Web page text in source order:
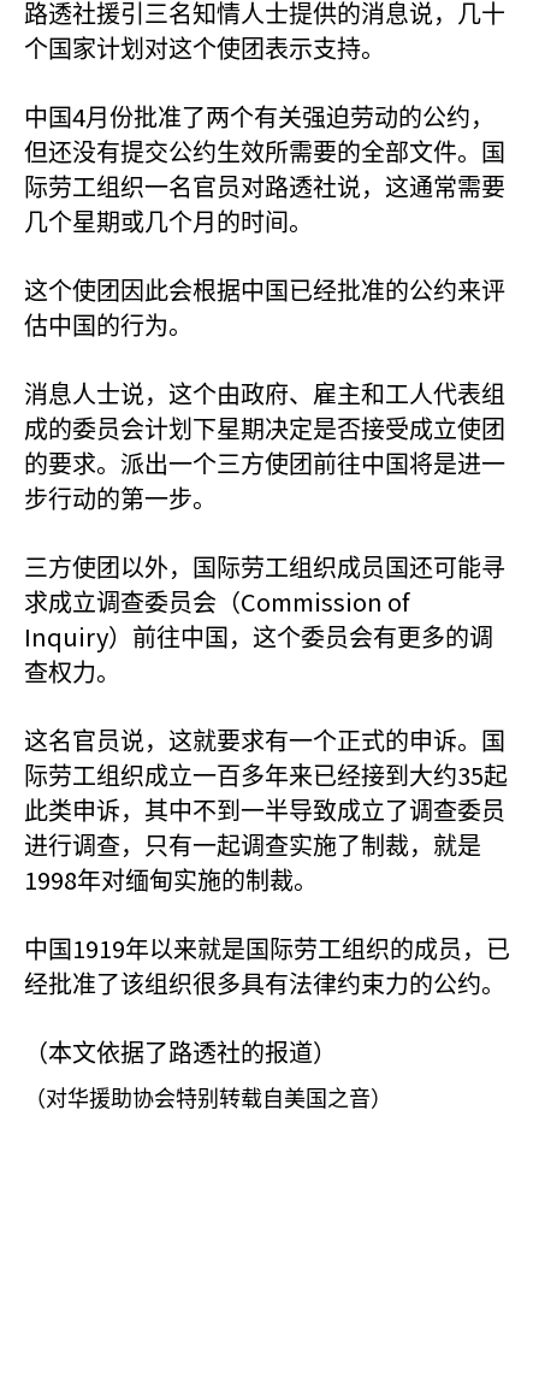
路透社援引三名知情人士提供的消息说，几十
个国家计划对这个使团表示支持。
中国4月份批准了两个有关强迫劳动的公约，
但还没有提交公约生效所需要的全部文件。国
际劳工组织一名官员对路透社说，这通常需要
几个星期或几个月的时间。
这个使团因此会根据中国已经批准的公约来评
估中国的行为。
消息人士说，这个由政府、雇主和工人代表组
成的委员会计划下星期决定是否接受成立使团
的要求。派出一个三方使团前往中国将是进一
步行动的第一步。
三方使团以外，国际劳工组织成员国还可能寻
求成立调查委员会（Commission of
Inquiry）前往中国，这个委员会有更多的调
查权力。
这名官员说，这就要求有一个正式的申诉。国
际劳工组织成立一百多年来已经接到大约35起
此类申诉，其中不到一半导致成立了调查委员
进行调查，只有一起调查实施了制裁，就是
1998年对缅甸实施的制裁。
中国 1919年以来就是国际劳工组织的成员，已
经批准了该组织很多具有法律约束力的公约。
（本文依据了路透社的报道）
（对华援助协会特别转载自美国之音）